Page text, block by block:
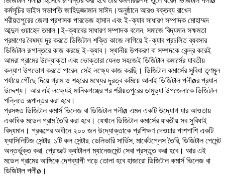
কর্মসূচির ভাইস সভাপতি জাহিদুজ্জামান সাঈদ।অনুষ্ঠানে আরও বক্তব্য রাখেন
শরীয়তপুরের জেলা প্রশাসক পারভেজ হাসান এবং ই-ক্যাব সাধারণ সম্পাদক মোহাম্মদ
আব্দুল ওয়াহেদ তমাল।ই-ক্যাবের সাধারণ সম্পাদক বলেন, সমাজে বিদ্যমান সক্ষমতা
প্রমাণের বৈষম্য দূর করতে ডিজিটাল শক্তি কাজে লাগিয়ে ই-ক্যাব প্রচলিত ব্যবসার
ডিজিটাল রূপান্তরে কাজ করছে ই-ক্যাব। স্থানীয় উপকরণ বা সম্পদকে কেন্দ্র করেই
আমরা গ্রামের উদ্যোক্তা এবং ভোক্তারা যেনও সহজেই ডিজিটাল কমার্সের যাবতীয়
কল্যাণ উপভোগ করতে পারেন, সেই লক্ষ্যে কাজ করছি। ডিজিটাল কমার্সের সুবিধা তৃণমূল
পর্যায়ে পৌঁছে দিয়ে গ্রাম ও শহরের মধ্যের দূরত্ব কমিয়ে আনাই ডিজিটাল পলীøর প্রধান
উদ্দেশ্য। আর এই লক্ষ্যেই মানিকগঞ্জের পর শরীয়তপুরের ডামুড্যা উপজেলাকে ডিজিটাল
পল্লিতে রূপান্তর করা হবে।
প্রসঙ্গত ডিজিটাল কমার্স ভিলেজ বা ডিজিটাল পলীø এমন একটি উদ্যোগ যার আওতায়
একাধিক মডেল গ্রাম তৈরি করা হবে। যেখানে ডিজিটাল কমার্সের যাবতীয় সব সুবিধাই
বিদ্যমান। প্রকল্পের অধীনে ২০০ জন উদ্যোক্তাকে প্রশিক্ষণ দেওয়ার পাশপাশি একটি
ফ্যাসিলিটিজ সেন্টার, ১টি কল সেন্টার, ডেলিভারি সার্ভিস, মার্কেটপ্লেস তৈরি, ডিজিটাল পেমেন্ট
অন্তর্ভুক্ত করা, প্রোডাক্ট ক্যাটালগ ম্যানেজমেন্ট সেবা প্রস্তুত করা হবে। আর এই
মডেল গ্রামের আঙ্গিকে দেশব্যাপী গড়ে তোলা হবে হাজারো ডিজিটাল কমার্স ভিলেজ বা
ডিজিটাল পলীø।